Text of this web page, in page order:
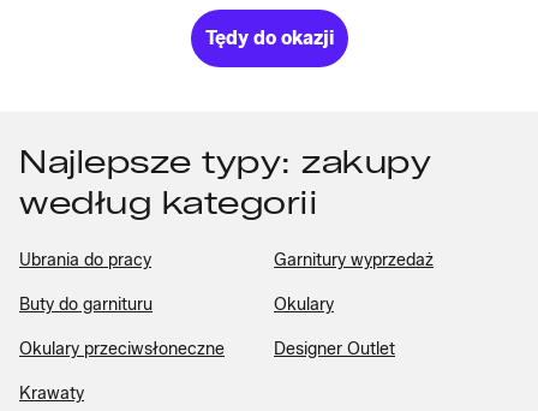
Tędy do okazji
Najlepsze typy: zakupy
według kategorii
Ubrania do pracy Garnitury wyprzedaż
Buty do garnituru Okulary
Okulary przeciwsłoneczne Designer Outlet
Krawaty